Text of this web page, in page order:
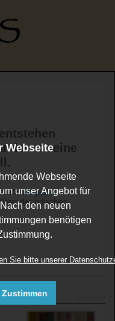
Webseite
Webseite
unser Angebot für
den neuen
benötigen
Sie bitte unserer
Zustimmen
seine
wikipedia
der indischen